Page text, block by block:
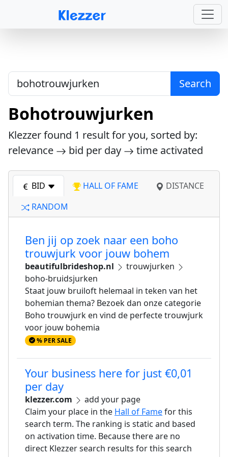
Search
Bohotrouwjurken
Klezzer found 1 result for you, sorted by:
relevance
bid per day time activated
BID HALL OF FAME
DISTANCE
RANDOM
Ben jij op zoek naar een boho
trouwjurk voor jouw bohem
beautifulbrideshop.nl
trouwjurken
boho-bruidsjurken
Staat jouw bruiloft helemaal in teken van het
bohemian thema? Bezoek dan onze categorie
Boho trouwjurk en vind de perfecte trouwjurk
voor jouw bohemia
% PER SALE
Your business here for just €0,01
per day
klezzer.com
add your page
Claim your place in the Hall of Famefor this
search term. The ranking is static and based
on activation time. Because there are no
direct Klezzer search results for this search